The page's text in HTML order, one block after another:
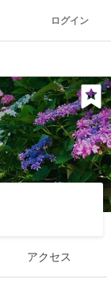
ログイン
アクセス